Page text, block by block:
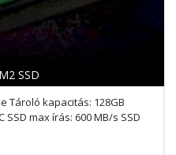
SSD
Tároló kapacitás: 128GB
SSD max írás: 600 MB/s SSD